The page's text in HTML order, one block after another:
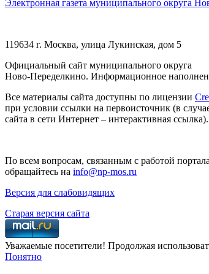
Электронная газета муниципального округа
119634 г. Москва, улица Лукинская, дом 5
Официальный сайт муниципального округа
Ново-Переделкино. Информационное
Все материалы сайта доступны по лицензии
при условии ссылки на первоисточник (в
сайта в сети Интернет – интерактивная ссылка).
По всем вопросам, связанным с работой
обращайтесь на info@np-mos.ru
Версия для слабовидящих
Старая версия сайта
Уважаемые посетители! Продолжая
Понятно